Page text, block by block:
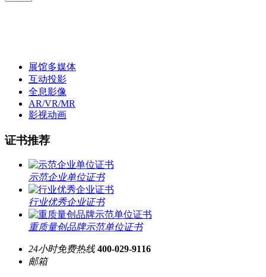
展馆多媒体
互动投影
全息影像
AR/VR/MR
影视动画
证书推荐
示范企业单位证书
行业优秀企业证书
重质量创品牌示范单位证书
24小时免费热线 400-029-9116
邮箱